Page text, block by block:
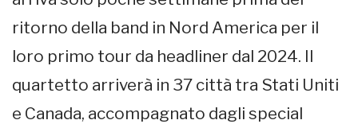
ritorno della band in Nord America per il
loro primo tour da headliner dal 2024. Il
quartetto arriverà in 37 città tra Stati Uniti
e Canada, accompagnato dagli special